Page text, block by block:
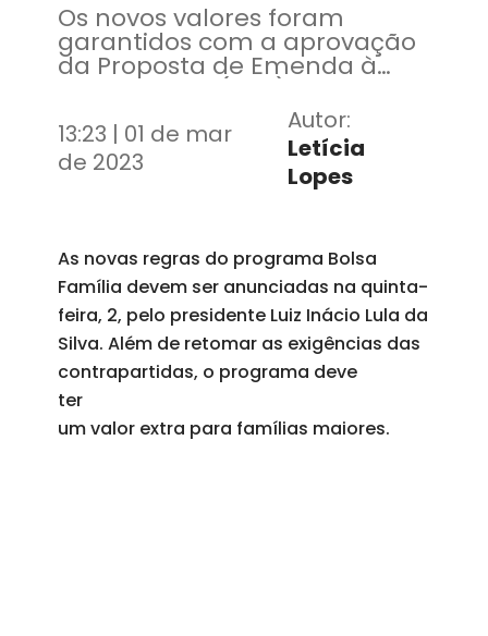
Os novos valores foram
garantidos com a aprovação
da Proposta de Emenda à
Constituição (PEC) da
Transição, que estabeleceu R$
145 bilhões para além do teto
de gastos
13:23 | 01 de mar
de 2023
Autor:
Letícia
Lopes
As novas regras do programa Bolsa
Família devem ser anunciadas na quinta-
feira, 2, pelo presidente Luiz Inácio Lula da
Silva. Além de retomar as exigências das
contrapartidas, o programa deve
ter
um valor extra para famílias maiores.